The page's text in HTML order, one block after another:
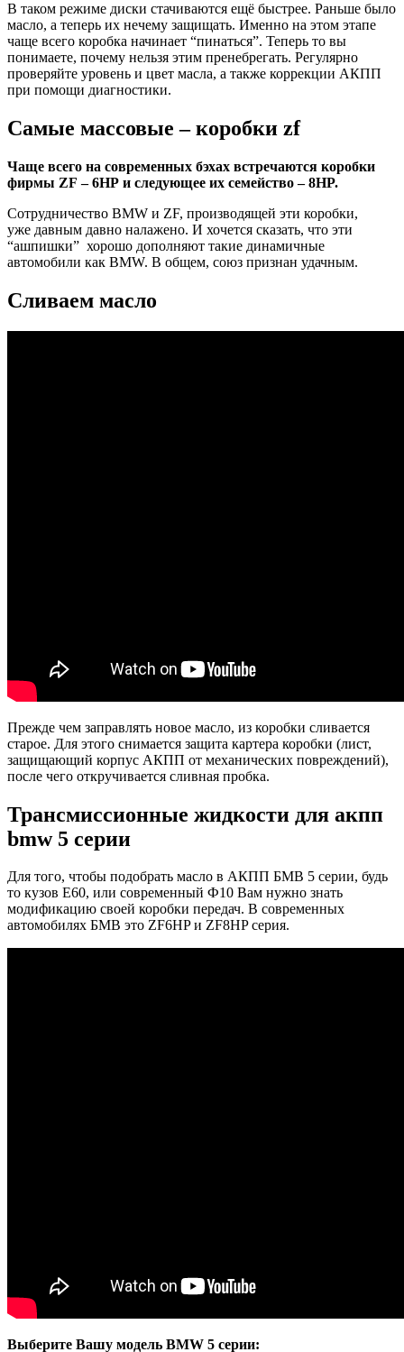
В таком режиме диски стачиваются ещё быстрее. Раньше было
масло, а теперь их нечему защищать. Именно на этом этапе
чаще всего коробка начинает “пинаться”. Теперь то вы
понимаете, почему нельзя этим пренебрегать. Регулярно
проверяйте уровень и цвет масла, а также коррекции АКПП
при помощи диагностики.
Самые массовые – коробки zf
Чаще всего на современных бэхах встречаются коробки
фирмы ZF – 6HP и следующее их семейство – 8HP.
Сотрудничество BMW и ZF, производящей эти коробки,
уже давным давно налажено. И хочется сказать, что эти
“ашпишки” хорошо дополняют такие динамичные
автомобили как BMW. В общем, союз признан удачным.
Сливаем масло
Прежде чем заправлять новое масло, из коробки сливается
старое. Для этого снимается защита картера коробки (лист,
защищающий корпус АКПП от механических повреждений),
после чего откручивается сливная пробка.
Трансмиссионные жидкости для акпп
bmw 5 серии
Для того, чтобы подобрать масло в АКПП БМВ 5 серии, будь
то кузов Е60, или современный Ф10 Вам нужно знать
модификацию своей коробки передач. В современных
автомобилях БМВ это ZF6HP и ZF8HP серия.
Выберите Вашу модель BMW 5 серии: